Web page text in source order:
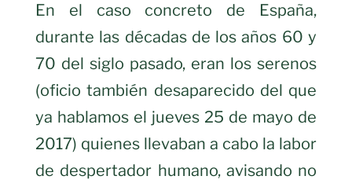
En el caso concreto de España,
durante las décadas de los años 60 y
70 del siglo pasado, eran los serenos
(oficio también desaparecido del que
ya hablamos el jueves 25 de mayo de
2017) quienes llevaban a cabo la labor
de despertador humano, avisando no